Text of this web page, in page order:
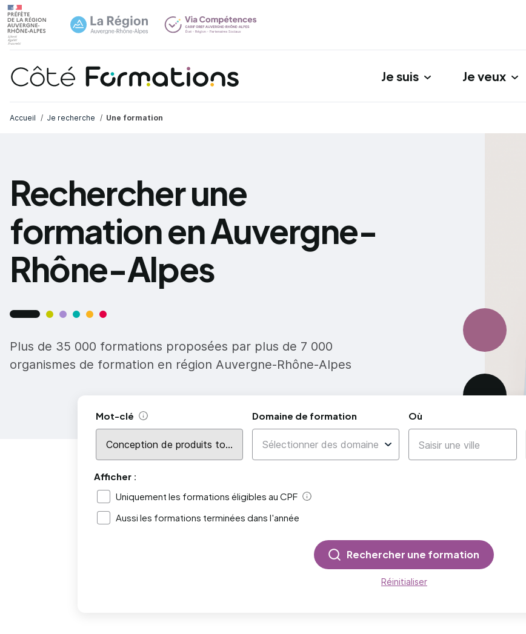
Je suis Je veux
Accueil Je recherche Une formation
Rechercher une
formation en Auvergne-
Rhône-Alpes
Plus de 35 000 formations proposées par plus de 7 000
organismes de formation en région Auvergne-Rhône-Alpes
Mot-clé Aide Domaine de formation Où
Afficher :
Uniquement les formations éligibles au CPF
Aide
Aussi les formations terminées dans l'année
Rechercher une formation
Réinitialiser